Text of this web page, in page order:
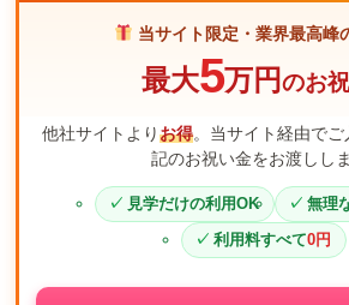
当サイト限定・業界最高峰
最大5万円のお
他社サイトよりお得。当サイト経由で
記のお祝い金をお渡ししま
見学だけの利用OK
無理
利用料すべて0円